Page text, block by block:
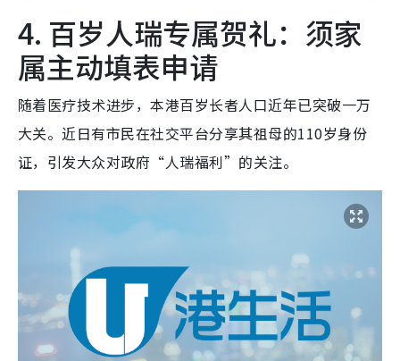
4. 百岁人瑞专属贺礼：须家
属主动填表申请
随着医疗技术进步，本港百岁长者人口近年已突破一万
大关。近日有市民在社交平台分享其祖母的110岁身份
证，引发大众对政府“人瑞福利”的关注。